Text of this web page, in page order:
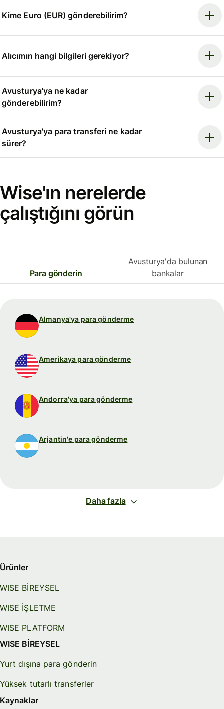
Kime Euro (EUR) gönderebilirim?
Alıcımın hangi bilgileri gerekiyor?
Avusturya'ya ne kadar
gönderebilirim?
Avusturya'ya para transferi ne kadar
sürer?
Wise'ın nerelerde
çalıştığını görün
Para gönderin
Avusturya'da bulunan
bankalar
Almanya'ya para gönderme
Amerikaya para gönderme
Andorra'ya para gönderme
Arjantin'e para gönderme
Daha fazla
Ürünler
WISE BİREYSEL
WISE İŞLETME
WISE PLATFORM
WISE BİREYSEL
Yurt dışına para gönderin
Yüksek tutarlı transferler
Kaynaklar